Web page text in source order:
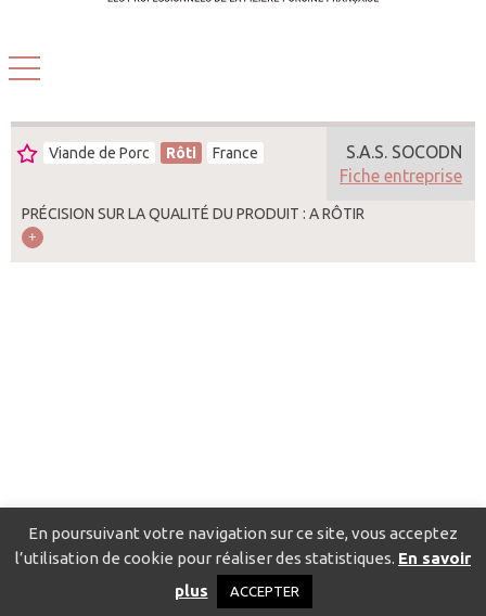
Viande de Porc Rôti France
PRÉCISION SUR LA QUALITÉ DU PRODUIT : A RÔTIR
S.A.S. SOCODN
Fiche entreprise
Catalogue pour localiser les fournisseurs
Politique de confidentialité
En poursuivant votre navigation sur ce site, vous acceptez
l’utilisation de cookie pour réaliser des statistiques. En savoir
plus
ACCEPTER